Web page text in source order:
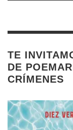
TE
DE
CRÍMENES